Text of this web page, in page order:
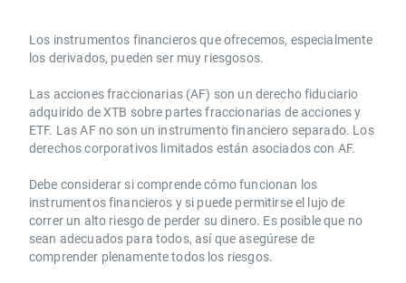
Los instrumentos financieros que ofrecemos, especialmente
los derivados, pueden ser muy riesgosos.
Las acciones fraccionarias (AF) son un derecho fiduciario
adquirido de XTB sobre partes fraccionarias de acciones y
ETF. Las AF no son un instrumento financiero separado. Los
derechos corporativos limitados están asociados con AF.
Debe considerar si comprende cómo funcionan los
instrumentos financieros y si puede permitirse el lujo de
correr un alto riesgo de perder su dinero. Es posible que no
sean adecuados para todos, así que asegúrese de
comprender plenamente todos los riesgos.